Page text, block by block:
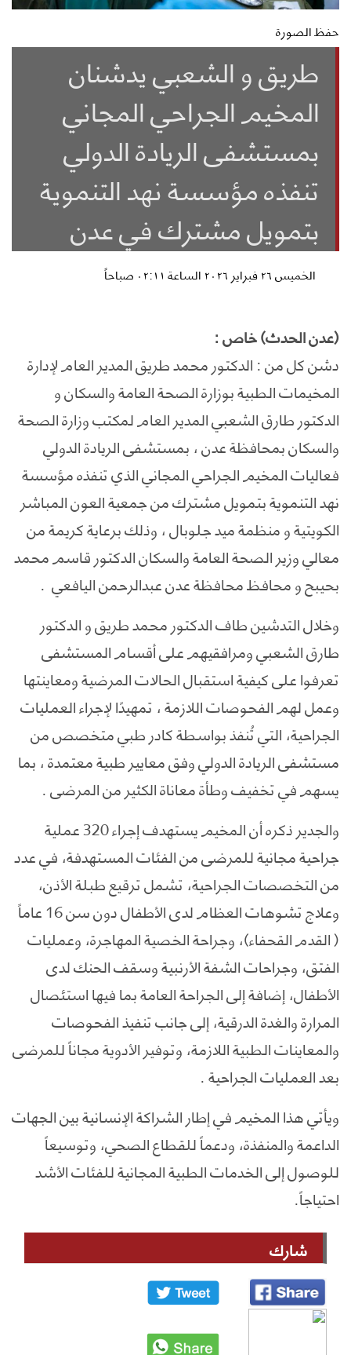
حفظ الصورة
طريق و الشعبي يدشنان
المخيم الجراحي المجاني
بمستشفى الريادة الدولي
تنفذه مؤسسة نهد التنموية
بتمويل مشترك في عدن
الخميس ٢٦ فبراير ٢٠٢٦ الساعة ٠٢:١١ صباحاً
(عدن الحدث) خاص :
دشن كل من : الدكتور محمد طريق المدير العام لإدارة
المخيمات الطبية بوزارة الصحة العامة والسكان و
الدكتور طارق الشعبي المدير العام لمكتب وزارة الصحة
والسكان بمحافظة عدن ، بمستشفى الريادة الدولي
فعاليات المخيم الجراحي المجاني الذي تنفذه مؤسسة
نهد التنموية بتمويل مشترك من جمعية العون المباشر
الكويتية و منظمة ميد جلوبال ، وذلك برعاية كريمة من
معالي وزير الصحة العامة والسكان الدكتور قاسم محمد
بحيبح و محافظ محافظة عدن عبدالرحمن اليافعي .
وخلال التدشين طاف الدكتور محمد طريق و الدكتور
طارق الشعبي ومرافقيهم على أقسام المستشفى
تعرفوا على كيفية استقبال الحالات المرضية ومعاينتها
وعمل لهم الفحوصات اللازمة ، تمهيدًا لإجراء العمليات
الجراحية، التي تُنفذ بواسطة كادر طبي متخصص من
مستشفى الريادة الدولي وفق معايير طبية معتمدة ، بما
يسهم في تخفيف وطأة معاناة الكثير من المرضى .
والجدير ذكره أن المخيم يستهدف إجراء 320 عملية
جراحية مجانية للمرضى من الفئات المستهدفة، في عدد
من التخصصات الجراحية، تشمل ترقيع طبلة الأذن،
وعلاج تشوهات العظام لدى الأطفال دون سن 16 عاماً
( القدم القحفاء)، وجراحة الخصية المهاجرة، وعمليات
الفتق، وجراحات الشفة الأرنبية وسقف الحنك لدى
الأطفال، إضافة إلى الجراحة العامة بما فيها استئصال
المرارة والغدة الدرقية، إلى جانب تنفيذ الفحوصات
والمعاينات الطبية اللازمة، وتوفير الأدوية مجاناً للمرضى
بعد العمليات الجراحية .
ويأتي هذا المخيم في إطار الشراكة الإنسانية بين الجهات
الداعمة والمنفذة، ودعماً للقطاع الصحي، وتوسيعاً
للوصول إلى الخدمات الطبية المجانية للفئات الأشد
احتياجاً.
شارك